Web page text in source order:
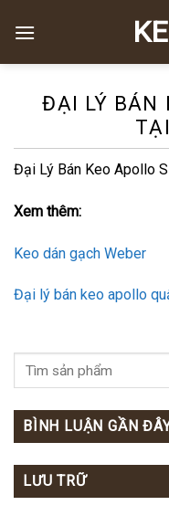
ĐẠI LÝ BÁN
Đại Lý Bán Keo Apollo
Xem thêm:
Keo dán gạch Weber
Đại lý bán keo apollo
BÌNH LUẬN GẦN
LƯU TRỮ